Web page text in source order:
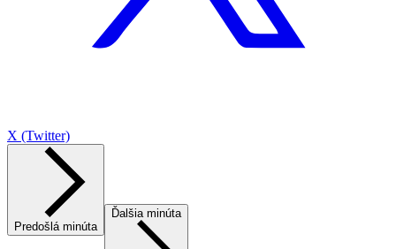
X (Twitter)
Predošlá minúta
Ďalšia minúta